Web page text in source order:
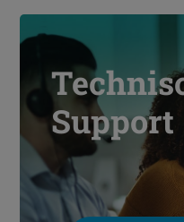
Support